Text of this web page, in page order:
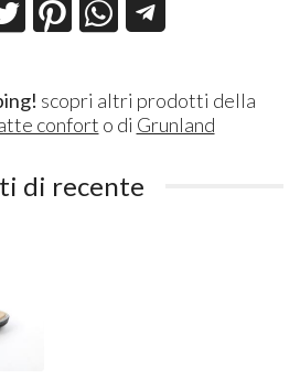
scopri altri prodotti della
confort o di Grunland
di recente